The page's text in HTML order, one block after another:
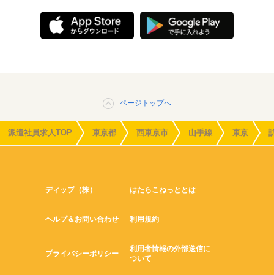
ページトップへ
派遣社員求人TOP 東京都 西東京市 山手線 東京
ディップ（株） はたらこねっととは
ヘルプ＆お問い合わせ 利用規約
プライバシーポリシー
利用者情報の外部送信に
ついて